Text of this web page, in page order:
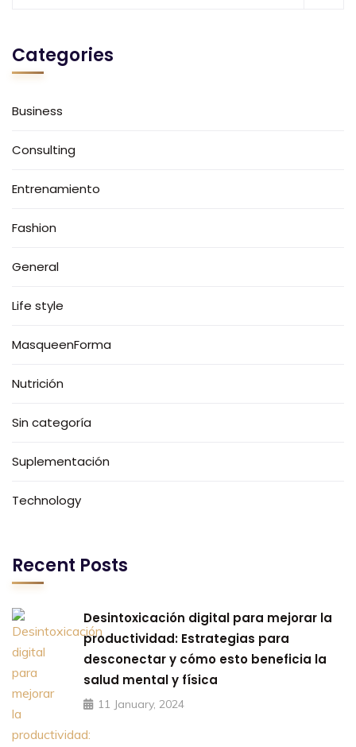
Categories
Business
Consulting
Entrenamiento
Fashion
General
Life style
MasqueenForma
Nutrición
Sin categoría
Suplementación
Technology
Recent Posts
Desintoxicación digital para mejorar la
productividad: Estrategias para
desconectar y cómo esto beneficia la
salud mental y física
11 January, 2024